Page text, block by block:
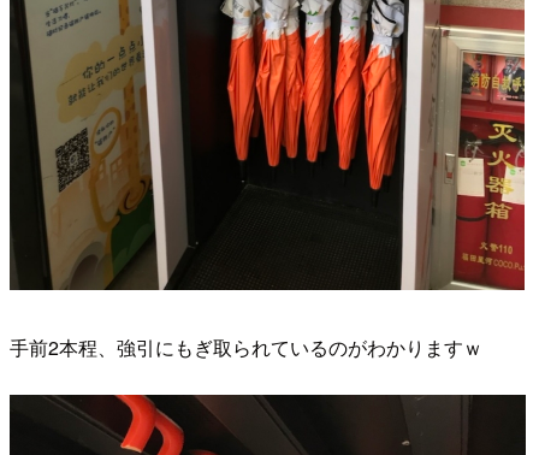
手前2本程、強引にもぎ取られているのがわかりますｗ